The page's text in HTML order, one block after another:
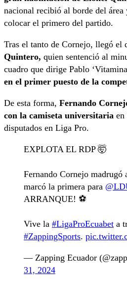
nacional recibió al borde del
colocar el primero del partido.
Tras el tanto de Cornejo, llegó el
Quintero, quien sentenció al
cuadro que dirige Pablo
en el primer puesto de la
De esta forma, Fernando
con la camiseta universitaria en
disputados en Liga Pro.
EXPLOTA EL RDP 🤯
Fernando Cornejo madrugó
marcó la primera para
ARRANQUE! ⚽️
Vive la #LigaProEcuabet a
#ZappingSports.
— Zapping Ecuador
31, 2024